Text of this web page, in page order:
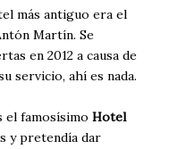
más antiguo era el
Martín. Se
en 2012 a causa de
servicio, ahí es nada.
el famosísimo Hotel
y pretendía dar